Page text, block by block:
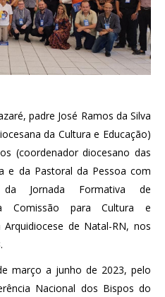
padre José Ramos da Silva
da Cultura e Educação)
(coordenador diocesano das
e da Pastoral da Pessoa com
da Jornada Formativa de
Comissão para Cultura e
de Natal-RN, nos
março a junho de 2023, pelo
Nacional dos Bispos do